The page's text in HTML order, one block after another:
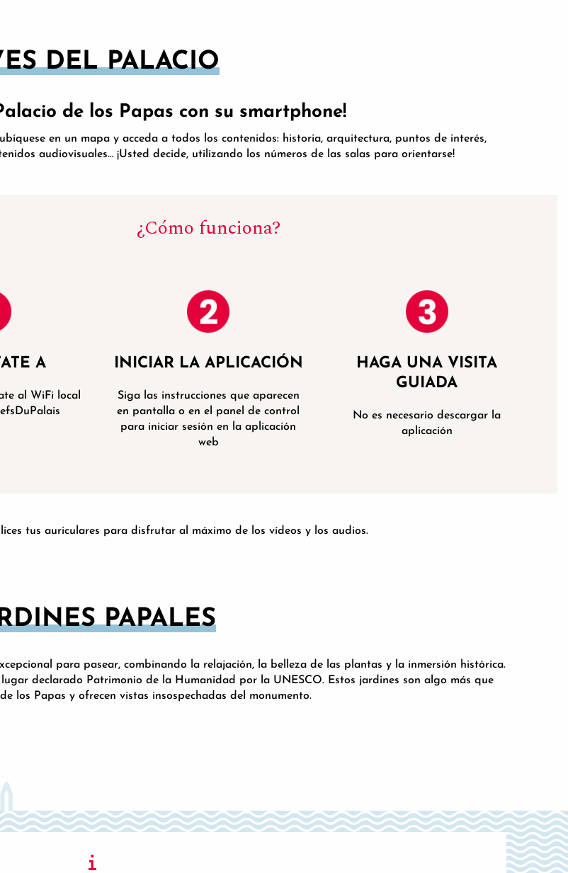
DEL PALACIO
de los Papas con su smartphone!
en un mapa y acceda a todos los contenidos: historia, arquitectura, puntos de interés,
audiovisuales… ¡Usted decide, utilizando los números de las salas para orientarse!
¿Cómo funciona?
A
al WiFi local
INICIAR LA APLICACIÓN
Siga las instrucciones que aparecen
en pantalla o en el panel de control
para iniciar sesión en la aplicación
web
HAGA UNA VISITA
GUIADA
No es necesario descargar la
aplicación
tus auriculares para disfrutar al máximo de los vídeos y los audios.
PAPALES
para pasear, combinando la relajación, la belleza de las plantas y la inmersión histórica.
declarado Patrimonio de la Humanidad por la UNESCO. Estos jardines son algo más que
los Papas y ofrecen vistas insospechadas del monumento.